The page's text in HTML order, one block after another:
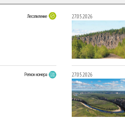
Лесопиление
Регион номера
27.05.2026
27.05.2026